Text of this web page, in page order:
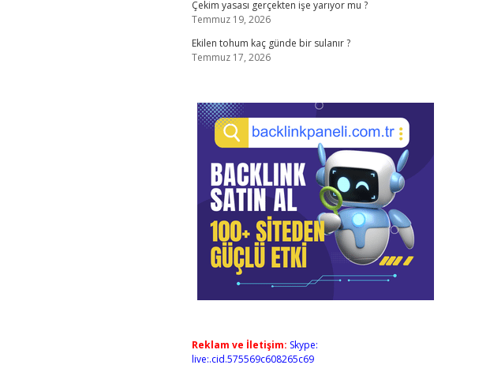
Çekim yasası gerçekten işe yarıyor mu ?
Temmuz 19, 2026
Ekilen tohum kaç günde bir sulanır ?
Temmuz 17, 2026
Reklam ve İletişim: Skype:
live:.cid.575569c608265c69